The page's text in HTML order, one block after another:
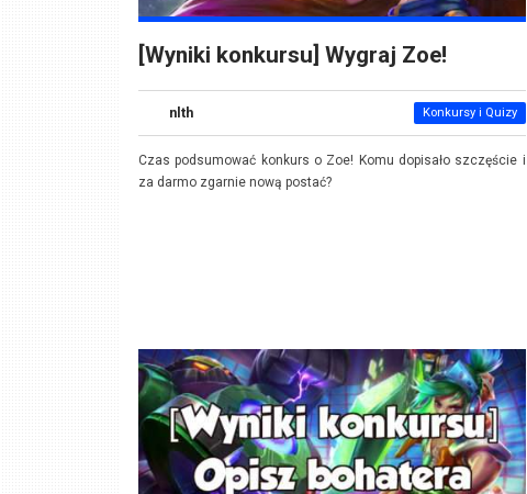
[Wyniki konkursu] Wygraj Zoe!
nlth Konkursy i Quizy
Czas podsumować konkurs o Zoe! Komu dopisało szczęście i
za darmo zgarnie nową postać?